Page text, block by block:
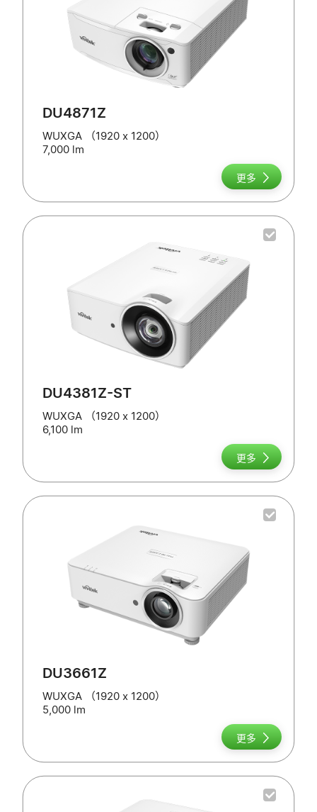
DU4871Z
WUXGA （1920 x 1200）
7,000 lm
更多
DU4381Z-ST
WUXGA （1920 x 1200）
6,100 lm
更多
DU3661Z
WUXGA （1920 x 1200）
5,000 lm
更多